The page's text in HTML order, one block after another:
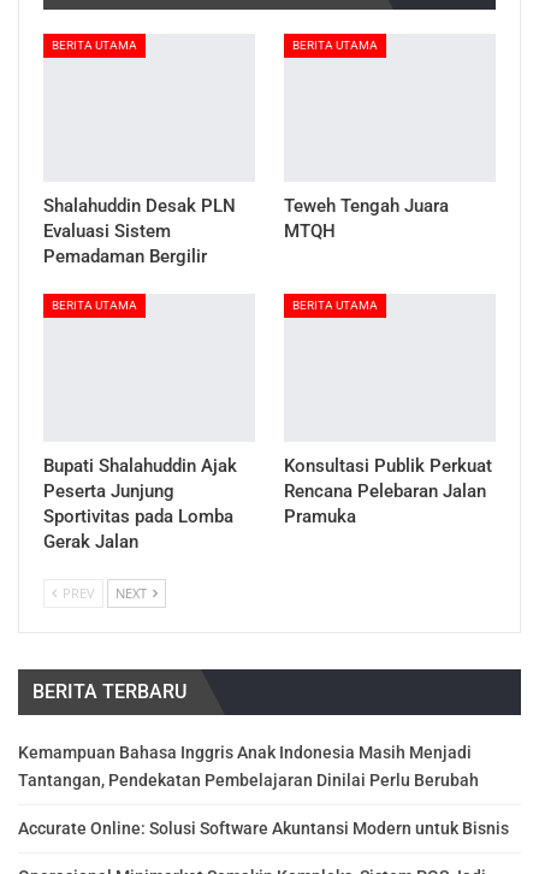
BERITA UTAMA
Shalahuddin Desak PLN
Evaluasi Sistem
Pemadaman Bergilir
BERITA UTAMA
Teweh Tengah Juara
MTQH
BERITA UTAMA
Bupati Shalahuddin Ajak
Peserta Junjung
Sportivitas pada Lomba
Gerak Jalan
BERITA UTAMA
Konsultasi Publik Perkuat
Rencana Pelebaran Jalan
Pramuka
PREV NEXT
BERITA TERBARU
Kemampuan Bahasa Inggris Anak Indonesia Masih Menjadi
Tantangan, Pendekatan Pembelajaran Dinilai Perlu Berubah
Accurate Online: Solusi Software Akuntansi Modern untuk Bisnis